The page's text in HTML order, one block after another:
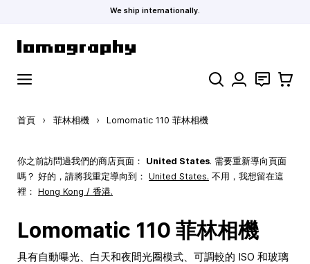
We ship internationally.
搜索 聯絡 購物車
首頁 › 菲林相機 › Lomomatic 110 菲林相機
你之前訪問過我們的商店頁面： United States. 需要重新導向頁面
嗎？ 好的，請將我重定導向到： United States. 不用，我想留在這
裡： Hong Kong / 香港.
Lomomatic 110 菲林相機
具有自動曝光、白天和夜間光圈模式、可調較的 ISO 和玻璃